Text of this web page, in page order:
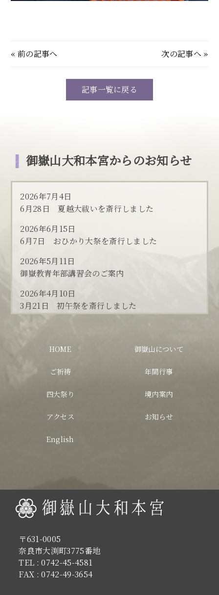
«前の記事へ 次の記事へ »
記事一覧に戻る
御嶽山大和本宮からのお知らせ
2026年7月4日
6月28日 夏越大祓いを斎行しました
2026年6月15日
6月7日 おひかり大祭を斎行しました
2026年5月11日
御嶽教青年部講習会のご案内
2026年4月10日
3月21日 初午祭を斎行しました
2026年4月5日
2026年3月1日
HOME 御嶽山について
ご祈祷 年間行事
四大祭り 境内案内
アクセス お知らせ
English
〒631-0005
奈良市大渕町3775番地
TEL : 0742-45-4581
FAX : 0742-49-3654